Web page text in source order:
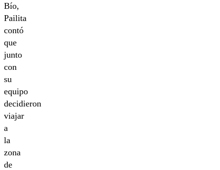
Bío,
Pailita
contó
que
junto
con
su
equipo
decidieron
viajar
a
la
zona
de